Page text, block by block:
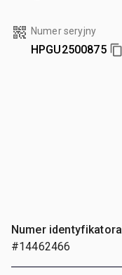
Numer seryjny
HPGU2500875
Numer identyfikatora
#14462466